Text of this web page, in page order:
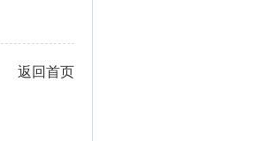
返回首页